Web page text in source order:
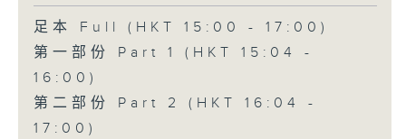
足本 Full (HKT 15:00 - 17:00)
第一部份 Part 1 (HKT 15:04 -
16:00)
第二部份 Part 2 (HKT 16:04 -
17:00)